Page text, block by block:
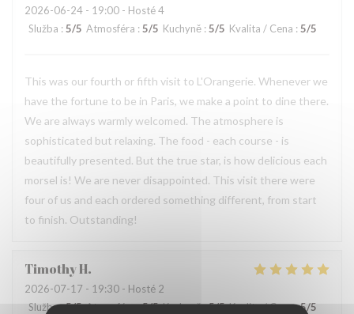
2026-06-24 - 19:00 - Hosté 4
Služba : 5/5 Atmosféra : 5/5 Kuchyně : 5/5 Kvalita / Cena : 5/5
This was our fourth or fifth visit to L'Orangerie. Whenever we
have the fortune to be in Paris, we make a point to dine there.
We are always warmly welcomed. The atmosphere is
sophisticated but relaxing. The food - each course - is
beautifully presented. But the true star, is how delicious each
morsel is! We are never disappointed. This visit there were
four of us and each ordered something different, from start
to finish. Outstanding!
TimothyH
2026-07-17 - 19:30 - Hosté 2
Služba:5/5 Atmosféra:5/5 Kuchyně:5/5 Kvalita / Cena:5/5